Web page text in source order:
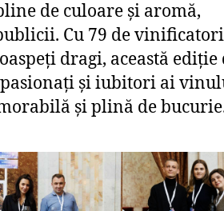
de culoare și aromă,
Cu 79 de
dragi, această ediție
și iubitori ai
și plină de